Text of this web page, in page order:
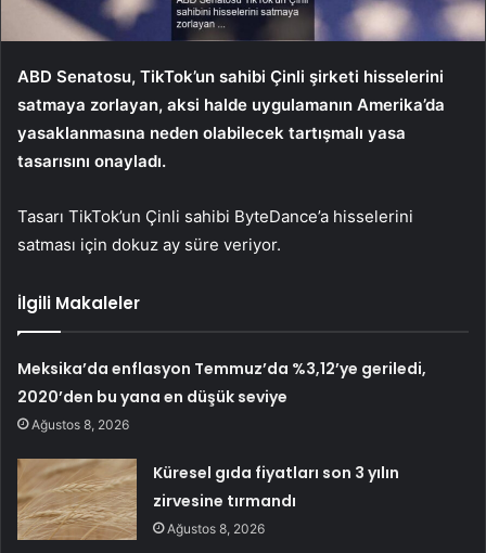
ABD Senatosu, TikTok’un sahibi Çinli şirketi hisselerini
satmaya zorlayan, aksi halde uygulamanın Amerika’da
yasaklanmasına neden olabilecek tartışmalı yasa
tasarısını onayladı.
Tasarı TikTok’un Çinli sahibi ByteDance’a hisselerini
satması için dokuz ay süre veriyor.
İlgili Makaleler
Meksika’da enflasyon Temmuz’da %3,12’ye geriledi,
2020’den bu yana en düşük seviye
Ağustos 8, 2026
Küresel gıda fiyatları son 3 yılın
zirvesine tırmandı
Ağustos 8, 2026